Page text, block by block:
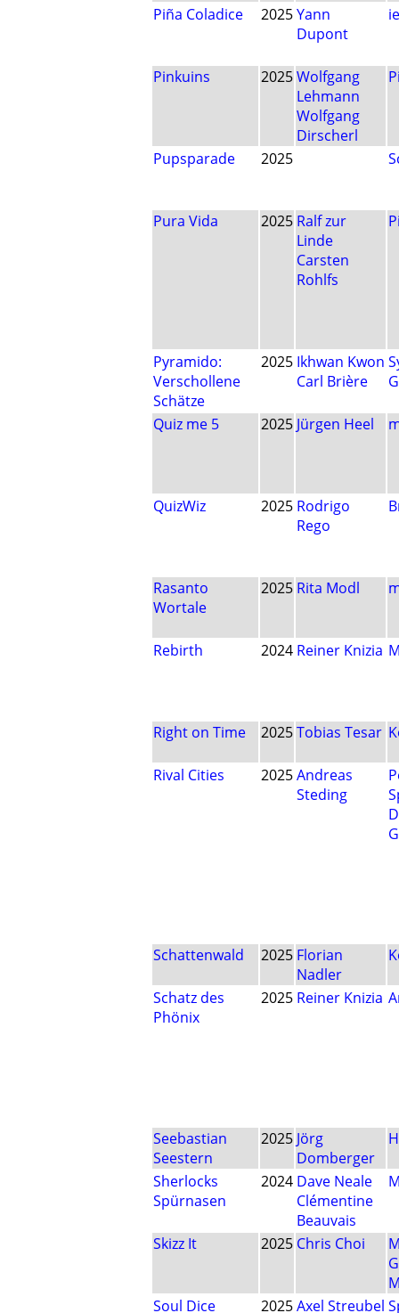
Piña Coladice 2025Yann
Dupont
Pinkuins 2025Wolfgang
Lehmann
Wolfgang
Dirscherl
Pupsparade 2025
Pura Vida 2025 Ralf zur
Linde
Carsten
Rohlfs
Pyramido:
Verschollene
Schätze
2025 Ikhwan Kwon
Carl Brière
Quiz me 5 2025 Jürgen Heel
QuizWiz 2025 Rodrigo
Rego
Rasanto
Wortale
2025 Rita Modl
Rebirth 2024 Reiner Knizia
Right on Time 2025Tobias Tesar
Rival Cities 2025Andreas
Steding
Schattenwald 2025 Florian
Nadler
Schatz des
Phönix
2025 Reiner Knizia
Seebastian
Seestern
2025 Jörg
Domberger
Sherlocks
Spürnasen
2024 Dave Neale
Clémentine
Beauvais
Skizz It 2025 Chris Choi
Soul Dice
2025Axel Streubel